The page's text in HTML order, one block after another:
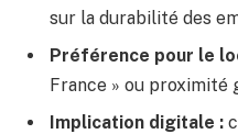
sur la durabilité des
Préférence pour le
France » ou proximité
Implication digitale :